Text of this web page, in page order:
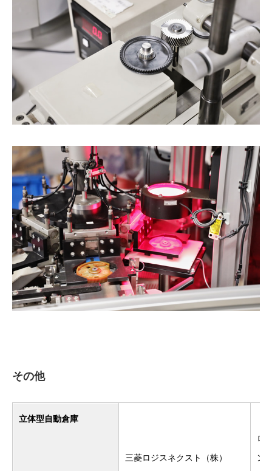
その他
立体型自動倉庫
三菱ロジスネクスト（株）
ロ
ン